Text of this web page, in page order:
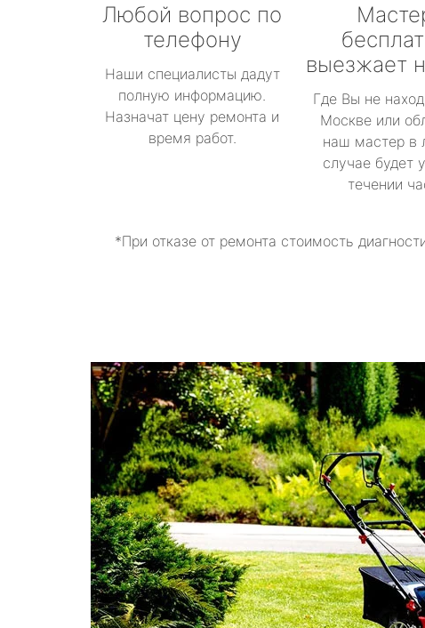
Любой вопрос по
телефону
Наши специалисты дадут
полную информацию.
Назначат цену ремонта и
время работ.
выезжает
Где Вы не
Москве или
наш мастер в
случае будет
течении
*При отказе от ремонта стоимость